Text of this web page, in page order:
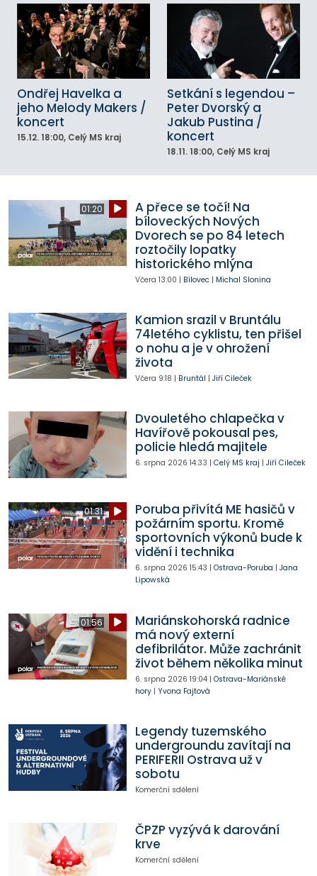
Ondřej Havelka a
jeho Melody Makers /
koncert
15.12. 18:00, Celý MS kraj
Setkání s legendou –
Peter Dvorský a
Jakub Pustina /
koncert
18.11. 18:00, Celý MS kraj
01:20
A přece se točí! Na
bíloveckých Nových
Dvorech se po 84 letech
roztočily lopatky
historického mlýna
Včera 13:00 | Bílovec| Michal Slonina
Kamion srazil v Bruntálu
74letého cyklistu, ten přišel
o nohu a je v ohrožení
života
Včera 9:18 | Bruntál | Jiří Cileček
Dvouletého chlapečka v
Havířově pokousal pes,
policie hledá majitele
6. srpna 2026 14:33 | Celý MS kraj | Jiří Cileček
01:31
Poruba přivítá ME hasičů v
požárním sportu. Kromě
sportovních výkonů bude k
vidění i technika
6. srpna 2026 15:43 | Ostrava-Poruba | Jana
Lipowská
01:56
Mariánskohorská radnice
má nový externí
defibrilátor. Může zachránit
život během několika minut
6. srpna 2026 19:04| Ostrava-Mariánské
hory| Yvona Fajtová
Legendy tuzemského
undergroundu zavítají na
PERIFERII Ostrava už v
sobotu
Komerční sdělení
ČPZP vyzývá k darování
krve
Komerční sdělení